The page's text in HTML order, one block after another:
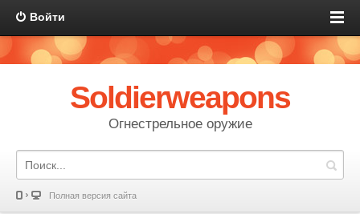
Войти
Soldierweapons
Огнестрельное оружие
Полная версия сайта